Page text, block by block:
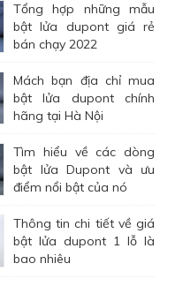
Tổng hợp những mẫu
bật lửa dupont giá rẻ
bán chạy 2022
Mách bạn địa chỉ mua
bật lửa dupont chính
hãng tại Hà Nội
Tìm hiểu về các dòng
bật lửa Dupont và ưu
điểm nổi bật của nó
Thông tin chi tiết về giá
bật lửa dupont 1 lỗ là
bao nhiêu